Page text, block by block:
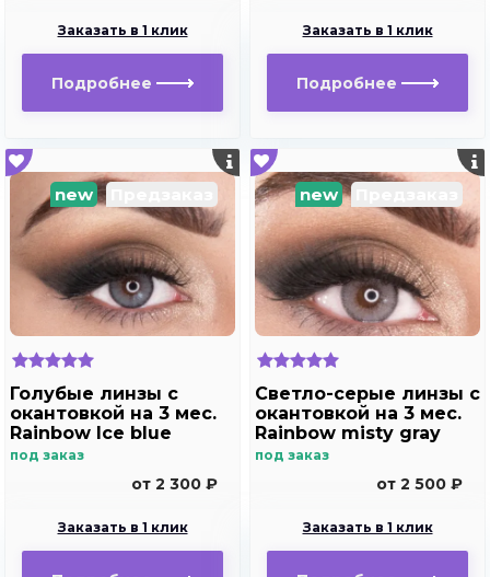
Заказать в 1 клик
Подробнее
Заказать в 1 клик
Подробнее
new
Голубые линзы с
окантовкой на 3 мес.
Rainbow Ice blue
под заказ
от 2 300 ₽
Заказать в 1 клик
new
Светло-серые линзы с
окантовкой на 3 мес.
Rainbow misty gray
под заказ
от 2 500 ₽
Заказать в 1 клик